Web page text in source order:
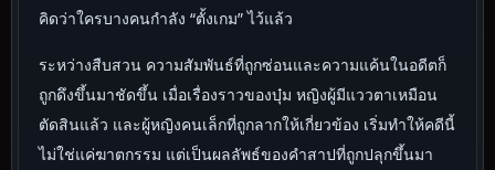
คิดว่าใครบางคนกำลัง “ตั้งเกม” ไว้แล้ว
ระหว่างสืบสวน ความสัมพันธ์ที่ถูกซ่อนและความแค้นในอดีตก็
ถูกดึงขึ้นมาชัดขึ้น เมื่อเรื่องราวของบุ๋ม หญิงผู้มีแววตาเหมือน
ตัดสินแล้ว และผู้หญิงคนเล็กที่ถูกลากให้เกี่ยวข้อง เริ่มทำให้คดีนี้
ไม่ใช่แค่ฆาตกรรม แต่เป็นผลลัพธ์ของคำสาปที่ถูกปลุกขึ้นมา